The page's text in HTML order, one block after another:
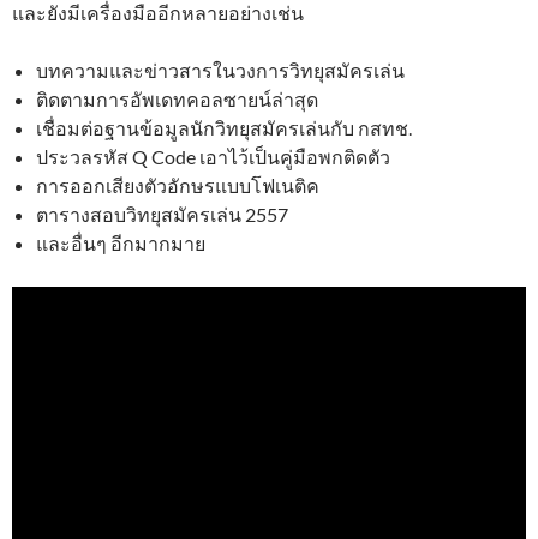
และยังมีเครื่องมืออีกหลายอย่างเช่น
บทความและข่าวสารในวงการวิทยุสมัครเล่น
ติดตามการอัพเดทคอลซายน์ล่าสุด
เชื่อมต่อฐานข้อมูลนักวิทยุสมัครเล่นกับ กสทช.
ประวลรหัส Q Code เอาไว้เป็นคู่มือพกติดตัว
การออกเสียงตัวอักษรแบบโฟเนติค
ตารางสอบวิทยุสมัครเล่น 2557
และอื่นๆ อีกมากมาย